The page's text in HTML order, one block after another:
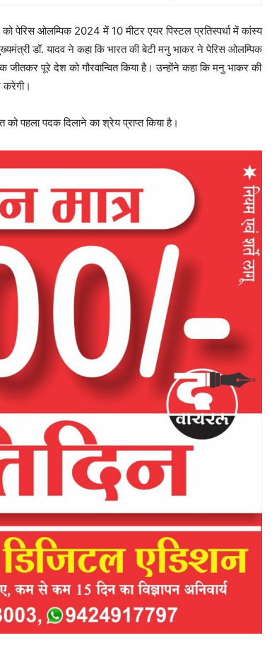
पेरिस ओलम्पिक 2024 में 10 मीटर एयर पिस्टल प्रतिस्पर्धा में कांस्य
डॉ. यादव ने कहा कि भारत की बेटी मनु भाकर ने पेरिस ओलम्पिक
जीतकर पूरे देश को गौरवान्वित किया है। उन्होंने कहा कि मनु भाकर की
करेगी।
पहला पदक दिलाने का श्रेय प्राप्त किया है।